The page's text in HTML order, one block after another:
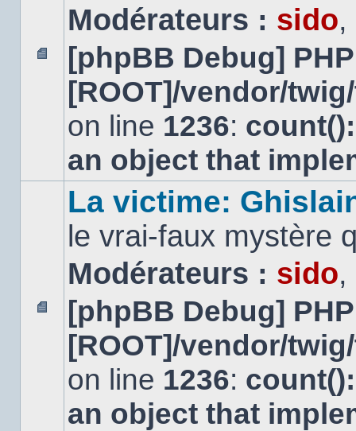
Aucun
message
non
Modérateurs : sido,
[phpBB Debug]
[ROOT]/vendor/
on line 1236:
an object that
Aucun
message
non
La victime:
le vrai-faux mystère
Modérateurs : sido,
[phpBB Debug]
[ROOT]/vendor/
on line 1236:
an object that